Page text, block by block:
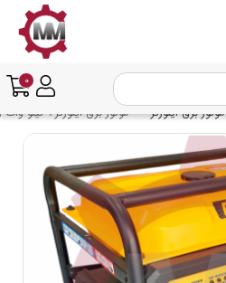
0
موتور برق اینورتر موتور برق اینورتر 9 کیلو وات راتو مدل RATO R16600iE2